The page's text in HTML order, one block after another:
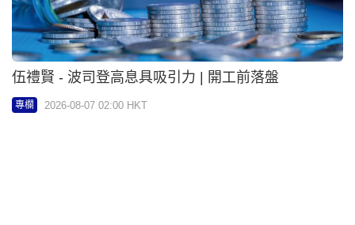
伍禮賢 - 波司登高息具吸引力 | 開工前落盤
專欄 2026-08-07 02:00 HKT